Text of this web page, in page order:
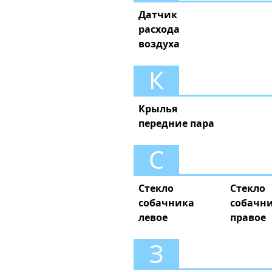
Датчик
расхода
воздуха
К
Крылья
передние пара
С
Стекло
собачника
левое
Стекло
правое
З